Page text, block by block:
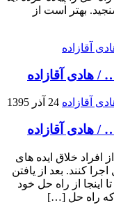
بهتر است از
هادی آقازاده
24 آذر 1395
هادی آقازاده
افراد خلاق ایده های
کنند. بعد از یافتن
اینجا از راه حل خود
که راه حل […]